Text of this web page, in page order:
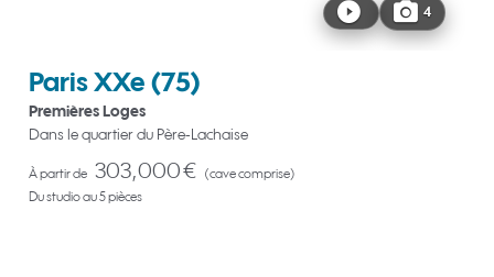
4
Paris XXe (75)
Premières Loges
Dans le quartier du Père-Lachaise
À partir de 303,000 € (cave comprise)
Du studio au 5 pièces